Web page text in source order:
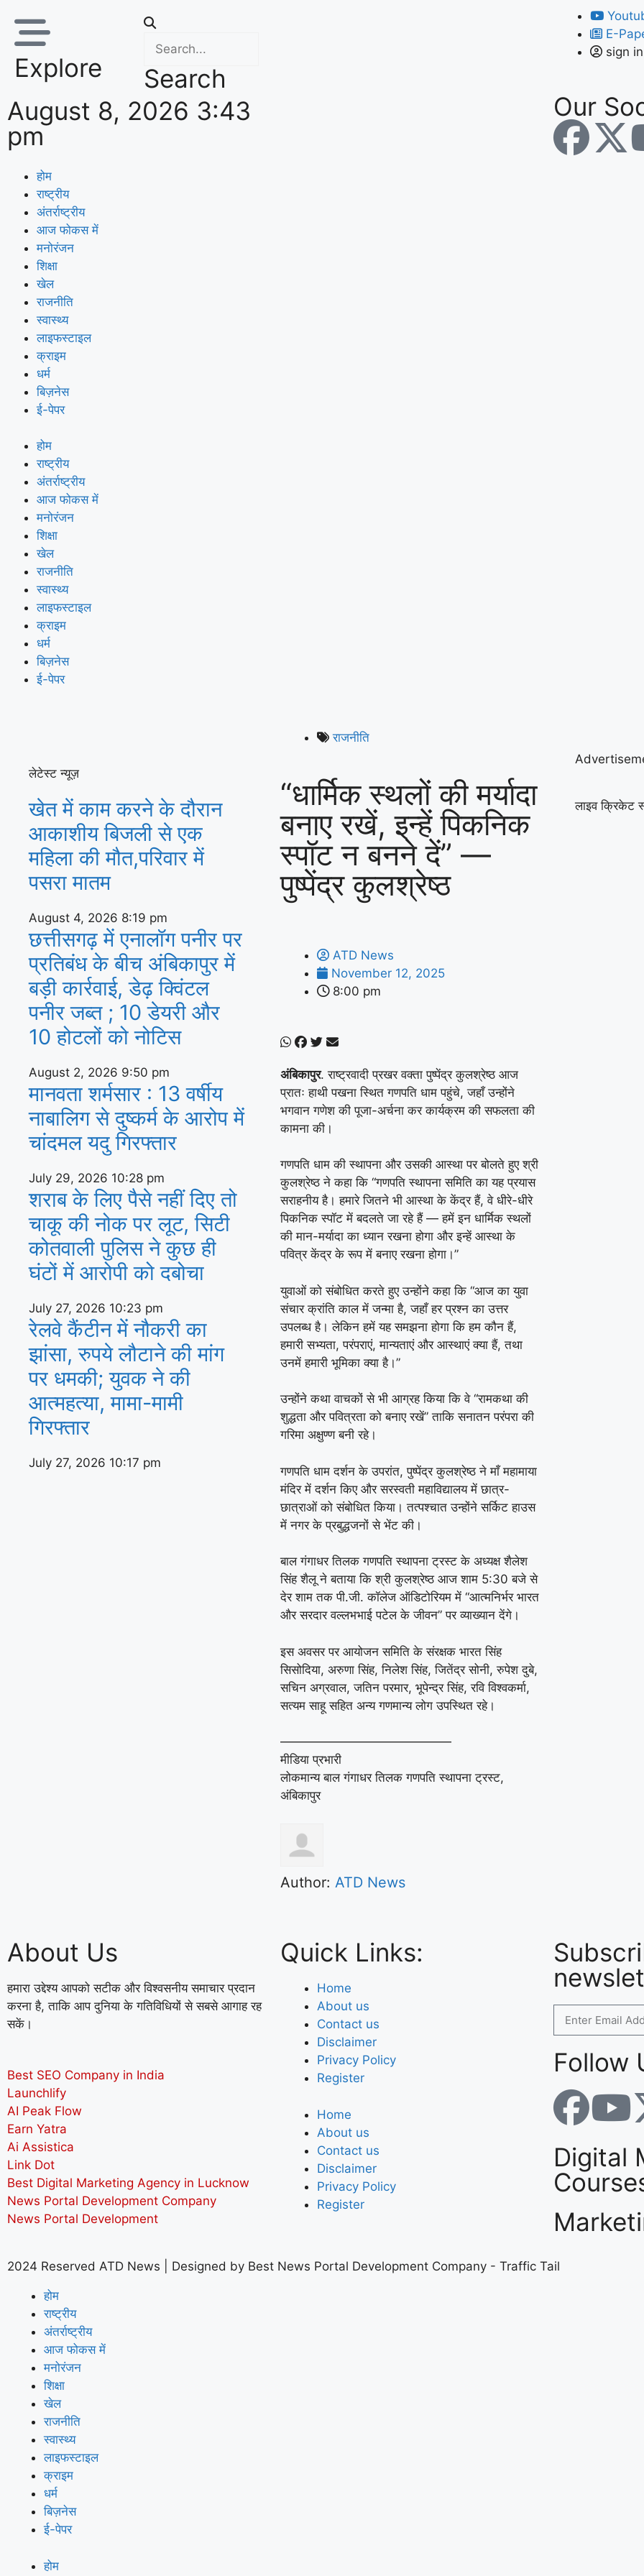
Explore
Search
August 8, 2026 3:43
pm
E-
sign in
Our
होम
राष्ट्रीय
अंतर्राष्ट्रीय
आज फोकस में
मनोरंजन
शिक्षा
खेल
राजनीति
स्वास्थ्य
लाइफस्टाइल
क्राइम
धर्म
बिज़नेस
ई-पेपर
होम
राष्ट्रीय
अंतर्राष्ट्रीय
आज फोकस में
मनोरंजन
शिक्षा
खेल
राजनीति
स्वास्थ्य
लाइफस्टाइल
क्राइम
धर्म
बिज़नेस
ई-पेपर
लेटेस्ट न्यूज़
खेत में काम करने के दौरान
आकाशीय बिजली से एक
महिला की मौत,परिवार में
पसरा मातम
August 4, 2026 8:19 pm
छत्तीसगढ़ में एनालॉग पनीर पर
प्रतिबंध के बीच अंबिकापुर में
बड़ी कार्रवाई, डेढ़ क्विंटल
पनीर जब्त ; 10 डेयरी और
10 होटलों को नोटिस
August 2, 2026 9:50 pm
मानवता शर्मसार : 13 वर्षीय
नाबालिग से दुष्कर्म के आरोप में
चांदमल यदु गिरफ्तार
July 29, 2026 10:28 pm
शराब के लिए पैसे नहीं दिए तो
चाकू की नोक पर लूट, सिटी
कोतवाली पुलिस ने कुछ ही
घंटों में आरोपी को दबोचा
July 27, 2026 10:23 pm
रेलवे कैंटीन में नौकरी का
झांसा, रुपये लौटाने की मांग
पर धमकी; युवक ने की
आत्महत्या, मामा-मामी
गिरफ्तार
July 27, 2026 10:17 pm
राजनीति
“धार्मिक स्थलों की मर्यादा
बनाए रखें, इन्हें पिकनिक
स्पॉट न बनने दें” —
पुष्पेंद्र कुलश्रेष्ठ
ATD News
November 12, 2025
8:00 pm
अंबिकापुर. राष्ट्रवादी प्रखर वक्ता पुष्पेंद्र कुलश्रेष्ठ आज
प्रातः हाथी पखना स्थित गणपति धाम पहुंचे, जहाँ उन्होंने
भगवान गणेश की पूजा-अर्चना कर कार्यक्रम की सफलता की
कामना की।
गणपति धाम की स्थापना और उसकी आस्था पर बोलते हुए श्री
कुलश्रेष्ठ ने कहा कि “गणपति स्थापना समिति का यह प्रयास
सराहनीय है। हमारे जितने भी आस्था के केंद्र हैं, वे धीरे-धीरे
पिकनिक स्पॉट में बदलते जा रहे हैं — हमें इन धार्मिक स्थलों
की मान-मर्यादा का ध्यान रखना होगा और इन्हें आस्था के
पवित्र केंद्र के रूप में बनाए रखना होगा।”
युवाओं को संबोधित करते हुए उन्होंने कहा कि “आज का युवा
संचार क्रांति काल में जन्मा है, जहाँ हर प्रश्न का उत्तर
उपलब्ध है। लेकिन हमें यह समझना होगा कि हम कौन हैं,
हमारी सभ्यता, परंपराएं, मान्यताएं और आस्थाएं क्या हैं, तथा
उनमें हमारी भूमिका क्या है।”
उन्होंने कथा वाचकों से भी आग्रह किया कि वे “रामकथा की
शुद्धता और पवित्रता को बनाए रखें” ताकि सनातन परंपरा की
गरिमा अक्षुण्ण बनी रहे।
गणपति धाम दर्शन के उपरांत, पुष्पेंद्र कुलश्रेष्ठ ने माँ महामाया
मंदिर में दर्शन किए और सरस्वती महाविद्यालय में छात्र-
छात्राओं को संबोधित किया। तत्पश्चात उन्होंने सर्किट हाउस
में नगर के प्रबुद्धजनों से भेंट की।
बाल गंगाधर तिलक गणपति स्थापना ट्रस्ट के अध्यक्ष शैलेश
सिंह शैलू ने बताया कि श्री कुलश्रेष्ठ आज शाम 5:30 बजे से
देर शाम तक पी.जी. कॉलेज ऑडिटोरियम में “आत्मनिर्भर भारत
और सरदार वल्लभभाई पटेल के जीवन” पर व्याख्यान देंगे।
इस अवसर पर आयोजन समिति के संरक्षक भारत सिंह
सिसोदिया, अरुणा सिंह, निलेश सिंह, जितेंद्र सोनी, रुपेश दुबे,
सचिन अग्रवाल, जतिन परमार, भूपेन्द्र सिंह, रवि विश्वकर्मा,
सत्यम साहू सहित अन्य गणमान्य लोग उपस्थित रहे।
——————————————
मीडिया प्रभारी
लोकमान्य बाल गंगाधर तिलक गणपति स्थापना ट्रस्ट,
अंबिकापुर
Author: ATD News
लाइव क्रिकेट
About Us
हमारा उद्देश्य आपको सटीक और विश्वसनीय समाचार प्रदान
करना है, ताकि आप दुनिया के गतिविधियों से सबसे आगाह रह
सकें।
Best SEO Company in India
Launchlify
AI Peak Flow
Earn Yatra
Ai Assistica
Link Dot
Best Digital Marketing Agency in Lucknow
News Portal Development Company
News Portal Development
Quick Links:
Home
About us
Contact us
Disclaimer
Privacy Policy
Register
Home
About us
Contact us
Disclaimer
Privacy Policy
Register
Follow
Digital
2024 Reserved ATD News | Designed by Best News Portal Development Company - Traffic Tail
होम
राष्ट्रीय
अंतर्राष्ट्रीय
आज फोकस में
मनोरंजन
शिक्षा
खेल
राजनीति
स्वास्थ्य
लाइफस्टाइल
क्राइम
धर्म
बिज़नेस
ई-पेपर
होम